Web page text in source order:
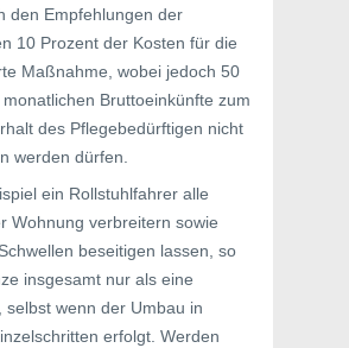
den Empfehlungen der
10 Prozent der Kosten für die
Maßnahme, wobei jedoch 50
Bruttoeinkünfte zum
des Pflegebedürftigen nicht
werden dürfen.
ein Rollstuhlfahrer alle
Wohnung verbreitern sowie
beseitigen lassen, so
insgesamt nur als eine
selbst wenn der Umbau in
erfolgt. Werden